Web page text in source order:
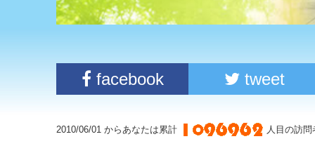
facebook tweet
2010/06/01 からあなたは累計 人目の訪